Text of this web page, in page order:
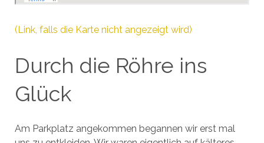
(Link, falls die Karte nicht angezeigt wird)
Durch die Röhre ins
Glück
Am Parkplatz angekommen begannen wir erst mal